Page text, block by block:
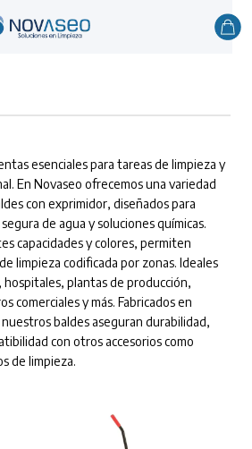
esenciales para tareas de limpieza y
En Novaseo ofrecemos una variedad
con exprimidor, diseñados para
de agua y soluciones químicas.
capacidades y colores, permiten
limpieza codificada por zonas. Ideales
hospitales, plantas de producción,
comerciales y más. Fabricados en
baldes aseguran durabilidad,
con otros accesorios como
de limpieza.